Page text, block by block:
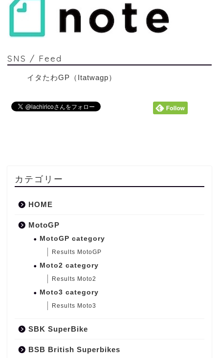
SNS / Feed
イタたわGP（Itatwagp）
カテゴリー
HOME
MotoGP
MotoGP category
Results MotoGP
Moto2 category
Results Moto2
Moto3 category
Results Moto3
SBK SuperBike
BSB British Superbikes